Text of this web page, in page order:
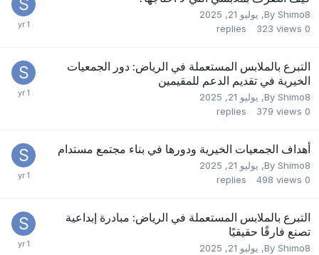
By Shimo8
, يوليو 21, 2025
0
replies 323 views
التبرع بالملابس المستعملة في الرياض: دور الجمعيات
الخيرية في تقديم الدعم للمقيمين
By Shimo8
, يوليو 21, 2025
0
replies 379 views
أهداف الجمعيات الخيرية ودورها في بناء مجتمع مستدام
By Shimo8
, يوليو 21, 2025
0
replies 498 views
التبرع بالملابس المستعملة في الرياض: مبادرة إبداعية
تصنع فارقًا حقيقيًا
By Shimo8
, يوليو 21, 2025